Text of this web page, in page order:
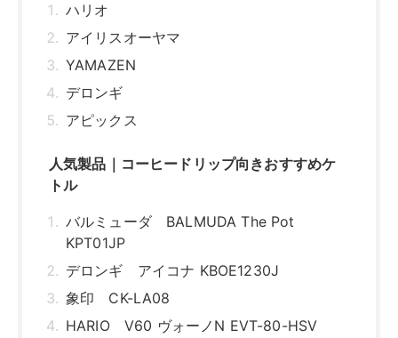
ハリオ
アイリスオーヤマ
YAMAZEN
デロンギ
アピックス
人気製品｜コーヒードリップ向きおすすめケ
トル
バルミューダ BALMUDA The Pot
KPT01JP
デロンギ アイコナ KBOE1230J
象印 CK-LA08
HARIO V60 ヴォーノN EVT-80-HSV